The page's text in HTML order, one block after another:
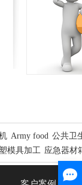
Army food 公共卫
模具加工 应急器材